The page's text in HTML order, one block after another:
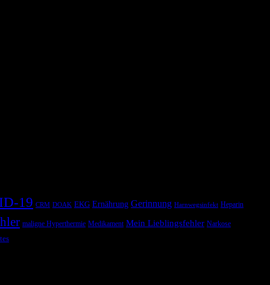
19 CRM DOAK EKG Ernährung Gerinnung Harnwegsinfekt Heparin
maligne Hyperthermie Medikament Mein Lieblingsfehler Narkose